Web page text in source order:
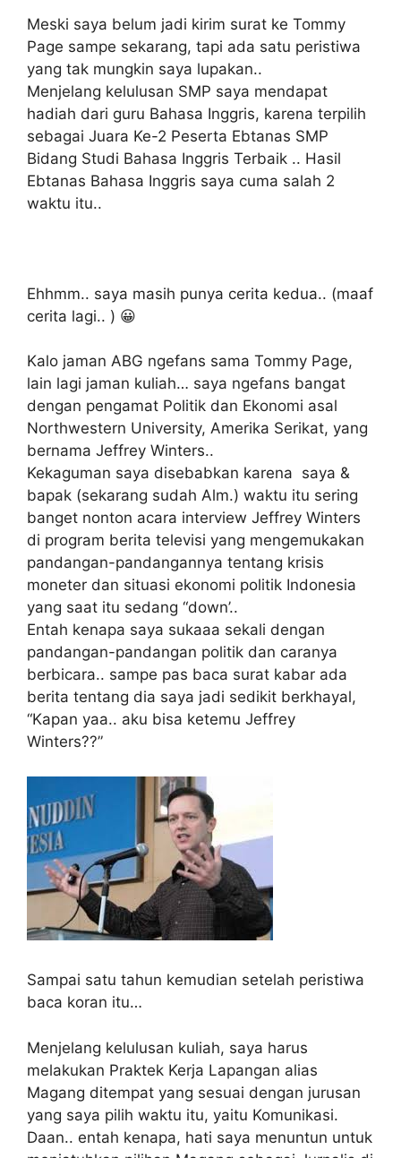
Meski saya belum jadi kirim surat ke Tommy
Page sampe sekarang, tapi ada satu peristiwa
yang tak mungkin saya lupakan..
Menjelang kelulusan SMP saya mendapat
hadiah dari guru Bahasa Inggris, karena terpilih
sebagai Juara Ke-2 Peserta Ebtanas SMP
Bidang Studi Bahasa Inggris Terbaik .. Hasil
Ebtanas Bahasa Inggris saya cuma salah 2
waktu itu..
Ehhmm.. saya masih punya cerita kedua.. (maaf
cerita lagi.. ) 😀
Kalo jaman ABG ngefans sama Tommy Page,
lain lagi jaman kuliah… saya ngefans bangat
dengan pengamat Politik dan Ekonomi asal
Northwestern University, Amerika Serikat, yang
bernama Jeffrey Winters..
Kekaguman saya disebabkan karena saya &
bapak (sekarang sudah Alm.) waktu itu sering
banget nonton acara interview Jeffrey Winters
di program berita televisi yang mengemukakan
pandangan-pandangannya tentang krisis
moneter dan situasi ekonomi politik Indonesia
yang saat itu sedang “down’..
Entah kenapa saya sukaaa sekali dengan
pandangan-pandangan politik dan caranya
berbicara.. sampe pas baca surat kabar ada
berita tentang dia saya jadi sedikit berkhayal,
“Kapan yaa.. aku bisa ketemu Jeffrey
Winters??”
Sampai satu tahun kemudian setelah peristiwa
baca koran itu…
Menjelang kelulusan kuliah, saya harus
melakukan Praktek Kerja Lapangan alias
Magang ditempat yang sesuai dengan jurusan
yang saya pilih waktu itu, yaitu Komunikasi.
Daan.. entah kenapa, hati saya menuntun untuk